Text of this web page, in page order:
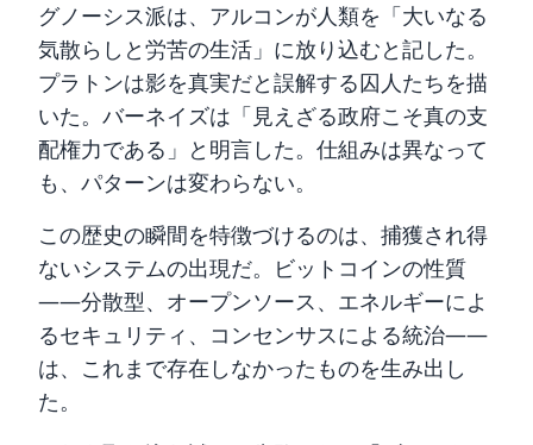
グノーシス派は、アルコンが人類を「大いなる
気散らしと労苦の生活」に放り込むと記した。
プラトンは影を真実だと誤解する囚人たちを描
いた。バーネイズは「見えざる政府こそ真の支
配権力である」と明言した。仕組みは異なって
も、パターンは変わらない。
この歴史の瞬間を特徴づけるのは、捕獲され得
ないシステムの出現だ。ビットコインの性質
——分散型、オープンソース、エネルギーによ
るセキュリティ、コンセンサスによる統治——
は、これまで存在しなかったものを生み出し
た。